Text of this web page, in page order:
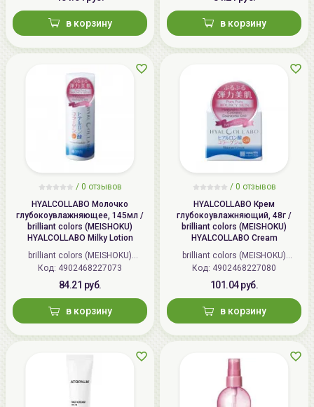
в корзину в корзину
/ 0 отзывов
HYALCOLLABO Молочко
глубокоувлажняющее, 145мл /
brilliant colors (MEISHOKU)
HYALCOLLABO Milky Lotion
brilliant colors (MEISHOKU)
(Япония)
Код: 4902468227073
84.21 руб.
в корзину
/ 0 отзывов
HYALCOLLABO Крем
глубокоувлажняющий, 48г /
brilliant colors (MEISHOKU)
HYALCOLLABO Cream
brilliant colors (MEISHOKU)
(Япония)
Код: 4902468227080
101.04 руб.
в корзину